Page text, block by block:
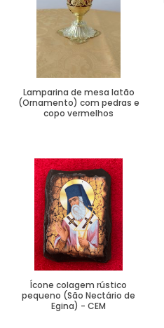
Lamparina de mesa latão
(Ornamento) com pedras e
copo vermelhos
Ícone colagem rústico
pequeno (São Nectário de
Egina) - CEM